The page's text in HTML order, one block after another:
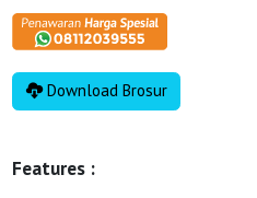
Download Brosur
Features :